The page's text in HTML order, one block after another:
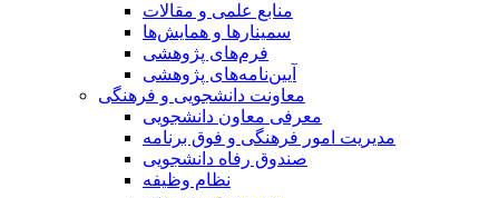
منابع علمی و مقالات
سمینارها و همایش‌ها
فرم‌های پژوهشی
آیین‌نامه‌های پژوهشی
معاونت دانشجویی و فرهنگی
معرفی معاون دانشجویی
مدیریت امور فرهنگی و فوق برنامه
صندوق رفاه دانشجویی
نظام وظیفه